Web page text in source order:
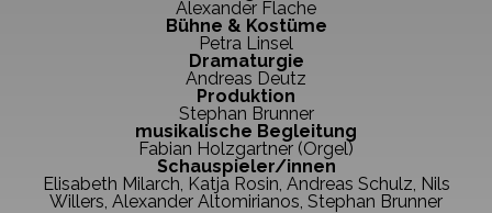
Alexander Flache
Bühne & Kostüme
Petra Linsel
Dramaturgie
Andreas Deutz
Produktion
Stephan Brunner
musikalische Begleitung
Fabian Holzgartner (Orgel)
Schauspieler/innen
Elisabeth Milarch, Katja Rosin, Andreas Schulz, Nils
Willers, Alexander Altomirianos, Stephan Brunner